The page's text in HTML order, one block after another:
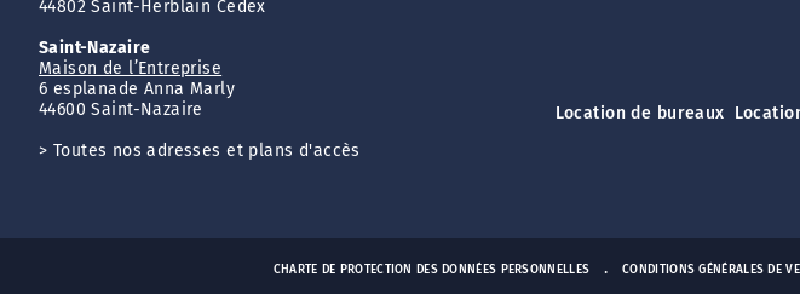
44802 Saint-Herblain Cedex
Saint-Nazaire
Maison de l’Entreprise
6 esplanade Anna Marly
44600 Saint-Nazaire
> Toutes nos adresses et plans d'accès
Location de bureaux
CHARTE DE PROTECTION DES DONNÉES PERSONNELLES CONDITIONS GÉNÉRALES DE